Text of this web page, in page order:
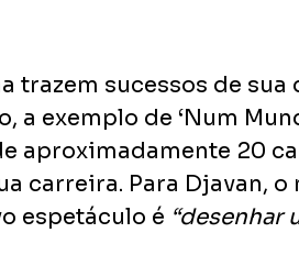
trazem sucessos de
exemplo de ‘Num
aproximadamente 20
carreira. Para Djavan, o
espetáculo é “desenhar